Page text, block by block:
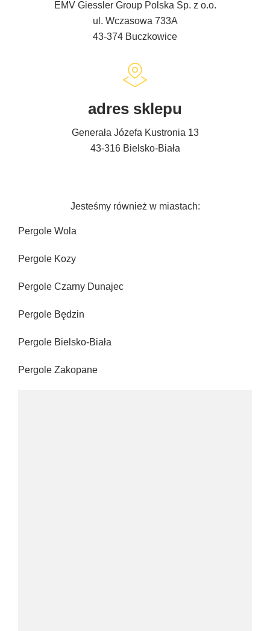
EMV Giessler Group Polska Sp. z o.o.
ul. Wczasowa 733A
43-374 Buczkowice
adres sklepu
Generała Józefa Kustronia 13
43-316 Bielsko-Biała
Jesteśmy również w miastach:
Pergole Wola
Pergole Kozy
Pergole Czarny Dunajec
Pergole Będzin
Pergole Bielsko-Biała
Pergole Zakopane